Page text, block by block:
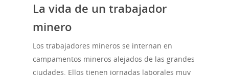
La vida de un trabajador
minero
Los trabajadores mineros se internan en
campamentos mineros alejados de las grandes
ciudades. Ellos tienen jornadas laborales muy